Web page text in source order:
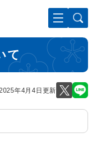
文へ
て
年4月4日更新